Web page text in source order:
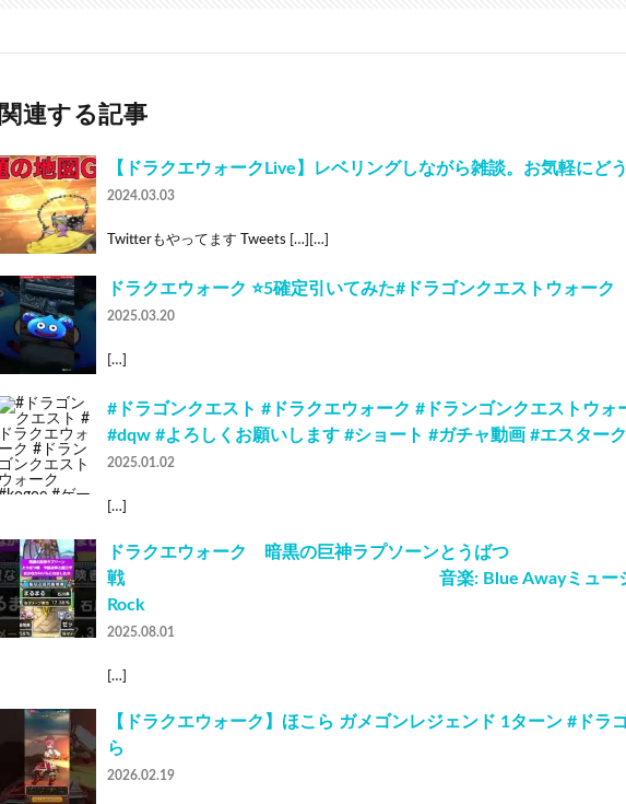
関連する記事
【ドラクエウォークLive】レベリングしながら雑談。お気軽にどう
2024.03.03
Twitterもやってます Tweets […][…]
ドラクエウォーク ⭐️5確定引いてみた#ドラゴンクエストウォーク
2025.03.20
[…]
#ドラゴンクエスト #ドラクエウォーク #ドランゴンクエストウォ
#dqw #よろしくお願いします #ショート #ガチャ動画 #エスター
2025.01.02
[…]
ドラクエウォーク 暗黒の巨神ラプソーンとうばつ
戦 音楽: Blue Awayミュージシャン:
Rock
2025.08.01
[…]
【ドラクエウォーク】ほこら ガメゴンレジェンド 1ターン #ドラ
ら
2026.02.19